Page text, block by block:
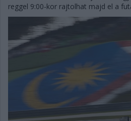
reggel 9:00-kor rajtolhat majd el a